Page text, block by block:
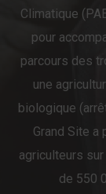
Climatique
pour
parcours des
une
biologique
Grand Site
agriculteurs
de 550